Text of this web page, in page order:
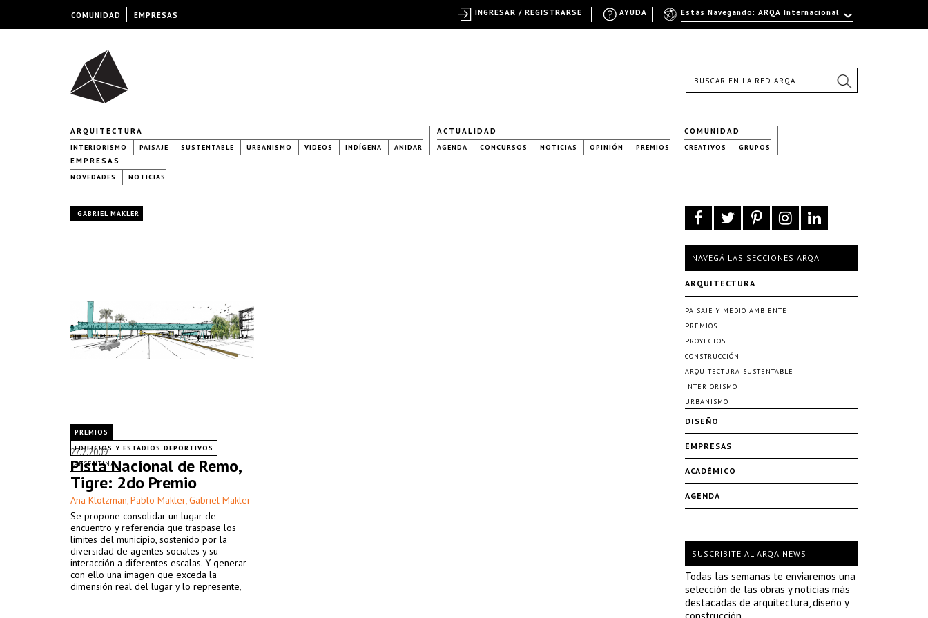
ARQUITECTURA
INTERIORISMO PAISAJE SUSTENTABLE URBANISMO VIDEOS INDÍGENA ANIDAR
ACTUALIDAD
AGENDA CONCURSOS NOTICIAS OPINIÓN PREMIOS
COMUNIDAD
CREATIVOS GRUPOS
EMPRESAS
NOVEDADES NOTICIAS
GABRIEL MAKLER
PREMIOS
EDIFICIOS Y ESTADIOS DEPORTIVOS
ARGENTINA
27.2.2009
Pista Nacional de Remo,
Tigre: 2do Premio
Ana Klotzman, Pablo Makler, Gabriel Makler
Se propone consolidar un lugar de
encuentro y referencia que traspase los
límites del municipio, sostenido por la
diversidad de agentes sociales y su
interacción a diferentes escalas. Y generar
con ello una imagen que exceda la
dimensión real del lugar y lo represente,
NAVEGÁ LAS SECCIONES ARQA
ARQUITECTURA
PAISAJE Y MEDIO AMBIENTE
PREMIOS
PROYECTOS
CONSTRUCCIÓN
ARQUITECTURA SUSTENTABLE
INTERIORISMO
URBANISMO
DISEÑO
EMPRESAS
ACADÉMICO
AGENDA
SUSCRIBITE AL ARQA NEWS
Todas las semanas te enviaremos una
selección de las obras y noticias más
destacadas de arquitectura, diseño y
COMUNIDAD EMPRESAS Estás Navegando: ARQA Internacional
AYUDA
INGRESAR / REGISTRARSE